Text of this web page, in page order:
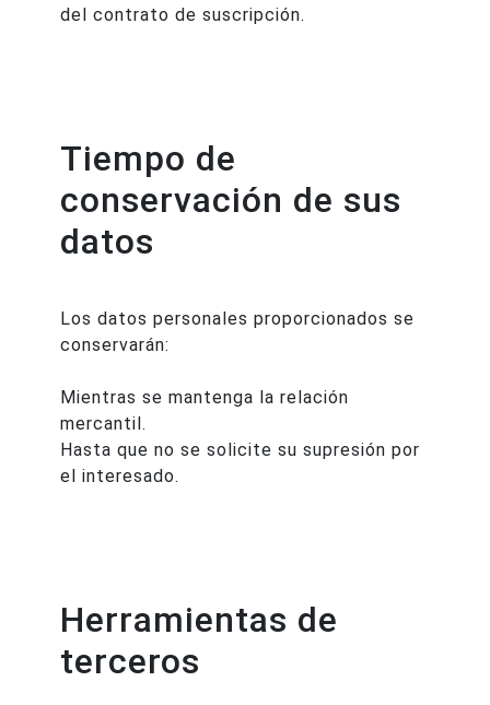
del contrato de suscripción.
Tiempo de
conservación de sus
datos
Los datos personales proporcionados se
conservarán:
Mientras se mantenga la relación
mercantil.
Hasta que no se solicite su supresión por
el interesado.
Herramientas de
terceros